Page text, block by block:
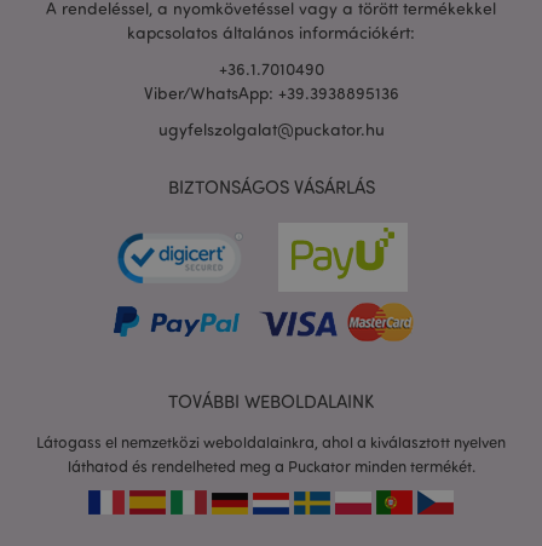
A rendeléssel, a nyomkövetéssel vagy a törött termékekkel
kapcsolatos általános információkért:
+36.1.7010490
Viber/WhatsApp: +39.3938895136
ugyfelszolgalat@puckator.hu
BIZTONSÁGOS VÁSÁRLÁS
TOVÁBBI WEBOLDALAINK
Látogass el nemzetközi weboldalainkra, ahol a kiválasztott nyelven
láthatod és rendelheted meg a Puckator minden termékét.
private_content_version
mage-cache-sessid
Adobe Inc.
www.puckator.hu